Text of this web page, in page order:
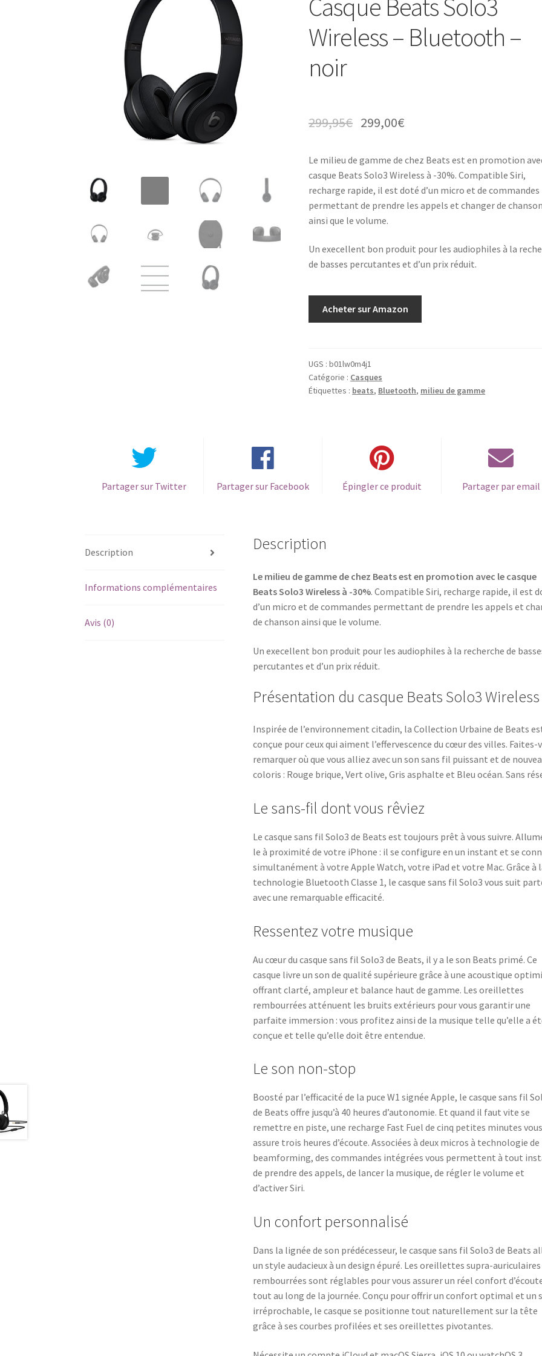
Casque Beats Solo3
Wireless – Bluetooth –
noir
299,95€ 299,00€
Le milieu de gamme de chez Beats est en promotion
casque Beats Solo3 Wireless à -30%. Compatible Siri,
recharge rapide, il est doté d’un micro et de commandes
permettant de prendre les appels et changer de chanson
ainsi que le volume.
Un execellent bon produit pour les audiophiles à la
de basses percutantes et d’un prix réduit.
Acheter sur Amazon
UGS :b01lw0m4j1
Catégorie : Casques
Étiquettes : beats, Bluetooth, milieu de gamme
Partager sur Twitter Partager sur Facebook Épingler ce produit Partager par email
Description
Informations complémentaires
Avis (0)
Description
Le milieu de gamme de chez Beats est en promotion avec le casque
Beats Solo3 Wireless à -30%. Compatible Siri, recharge rapide, il est
d’un micro et de commandes permettant de prendre les appels et
de chanson ainsi que le volume.
Un execellent bon produit pour les audiophiles à la recherche de
percutantes et d’un prix réduit.
Présentation du casque Beats Solo3 Wireless
Inspirée de l’environnement citadin, la Collection Urbaine de Beats
conçue pour ceux qui aiment l’effervescence du cœur des villes. Faites-
remarquer où que vous alliez avec un son sans fil puissant et de
coloris : Rouge brique, Vert olive, Gris asphalte et Bleu océan. Sans
Le sans-fil dont vous rêviez
Le casque sans fil Solo3 de Beats est toujours prêt à vous suivre.
le à proximité de votre iPhone : il se configure en un instant et se
simultanément à votre Apple Watch, votre iPad et votre Mac. Grâce à
technologie Bluetooth Classe 1, le casque sans fil Solo3 vous suit
avec une remarquable efficacité.
Ressentez votre musique
Au cœur du casque sans fil Solo3 de Beats, il y a le son Beats primé. Ce
casque livre un son de qualité supérieure grâce à une acoustique
offrant clarté, ampleur et balance haut de gamme. Les oreillettes
rembourrées atténuent les bruits extérieurs pour vous garantir une
parfaite immersion : vous profitez ainsi de la musique telle qu’elle a
conçue et telle qu’elle doit être entendue.
Le son non-stop
Boosté par l’efficacité de la puce W1 signée Apple, le casque sans fil
de Beats offre jusqu’à 40 heures d’autonomie. Et quand il faut vite se
remettre en piste, une recharge Fast Fuel de cinq petites minutes vous
assure trois heures d’écoute. Associées à deux micros à technologie de
beamforming, des commandes intégrées vous permettent à tout
de prendre des appels, de lancer la musique, de régler le volume et
d’activer Siri.
Un confort personnalisé
Dans la lignée de son prédécesseur, le casque sans fil Solo3 de Beats
un style audacieux à un design épuré. Les oreillettes supra-auriculaires
rembourrées sont réglables pour vous assurer un réel confort
tout au long de la journée. Conçu pour offrir un confort optimal et un
irréprochable, le casque se positionne tout naturellement sur la tête
grâce à ses courbes profilées et ses oreillettes pivotantes.